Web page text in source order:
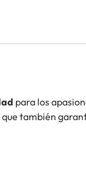
para los
también